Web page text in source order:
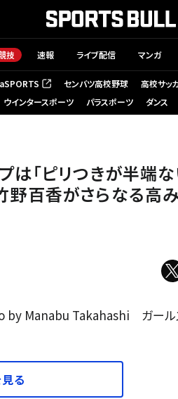
技 速報 ライブ配信 マンガ
いタブで開く） センバツ高校野球 高校サッ
ウインタースポーツ パラスポーツ ダンス
「ピリつきが半端な
野百香がさらなる高
by Manabu Takahashi ガール
る